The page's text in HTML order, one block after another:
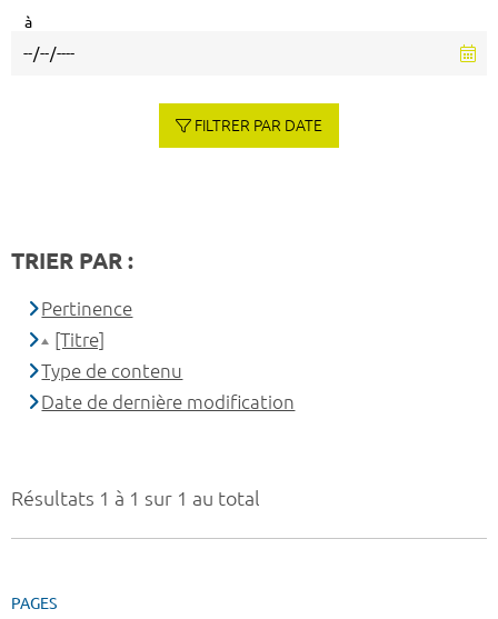
Résultats 1 à 1 sur 1 au total
PAGES
à
FILTRER PAR DATE
TRIER PAR :
Pertinence
[Titre]
Type de contenu
Date de dernière modification